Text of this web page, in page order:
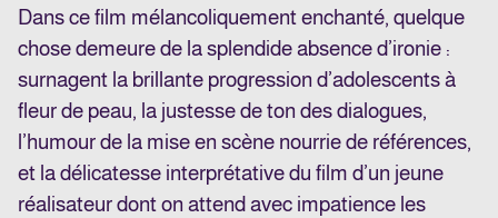
Dans ce film mélancoliquement enchanté, quelque
chose demeure de la splendide absence d’ironie :
surnagent la brillante progression d’adolescents à
fleur de peau, la justesse de ton des dialogues,
l’humour de la mise en scène nourrie de références,
et la délicatesse interprétative du film d’un jeune
réalisateur dont on attend avec impatience les